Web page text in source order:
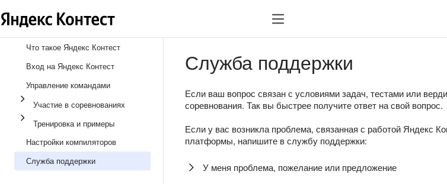
Что такое Яндекс Контест
Вход на Яндекс Контест
Управление командами
Участие в соревнованиях
Тренировка и примеры
Настройки компиляторов
Служба поддержки
Служба поддержки
Если ваш вопрос связан с условиями задач, тестами или
соревнования. Так вы быстрее получите ответ на свой вопрос.
Если у вас возникла проблема, связанная с работой Яндекс
платформы, напишите в службу поддержки:
У меня проблема, пожелание или предложение